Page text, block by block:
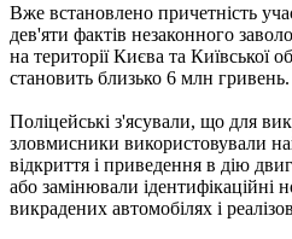
Вже встановлено причетність
дев'яти фактів незаконного
на території Києва та Київської
становить близько 6 млн гривень.
Поліцейські з'ясували, що для
зловмисники використовували
відкриття і приведення в дію
або замінювали ідентифікаційні
викрадених автомобілях і